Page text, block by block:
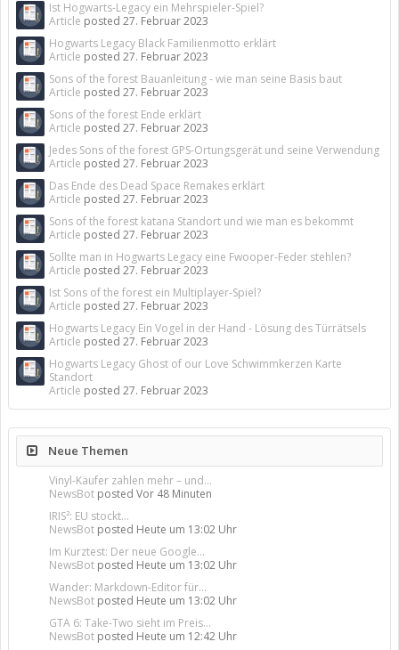
Ist Hogwarts-Legacy ein Mehrspieler-Spiel?
Article posted 27. Februar 2023
Hogwarts Legacy Black Familienmotto erklärt
Article posted 27. Februar 2023
Sons of the forest Bauanleitung - wie man seine Basis baut
Article posted 27. Februar 2023
Sons of the forest Ende erklärt
Article posted 27. Februar 2023
Jedes Sons of the forest GPS-Ortungsgerät und seine Verwendung
Article posted 27. Februar 2023
Das Ende des Dead Space Remakes erklärt
Article posted 27. Februar 2023
Sons of the forest katana Standort und wie man es bekommt
Article posted 27. Februar 2023
Sollte man in Hogwarts Legacy eine Fwooper-Feder stehlen?
Article posted 27. Februar 2023
Ist Sons of the forest ein Multiplayer-Spiel?
Article posted 27. Februar 2023
Hogwarts Legacy Ein Vogel in der Hand - Lösung des Türrätsels
Article posted 27. Februar 2023
Hogwarts Legacy Ghost of our Love Schwimmkerzen Karte
Standort
Article posted 27. Februar 2023
Neue Themen
Vinyl-Käufer zahlen mehr – und...
NewsBot posted Vor 48 Minuten
IRIS²: EU stockt...
NewsBot posted Heute um 13:02 Uhr
Im Kurztest: Der neue Google...
NewsBot posted Heute um 13:02 Uhr
Wander: Markdown-Editor für...
NewsBot posted Heute um 13:02 Uhr
GTA 6: Take-Two sieht im Preis...
NewsBot posted Heute um 12:42 Uhr